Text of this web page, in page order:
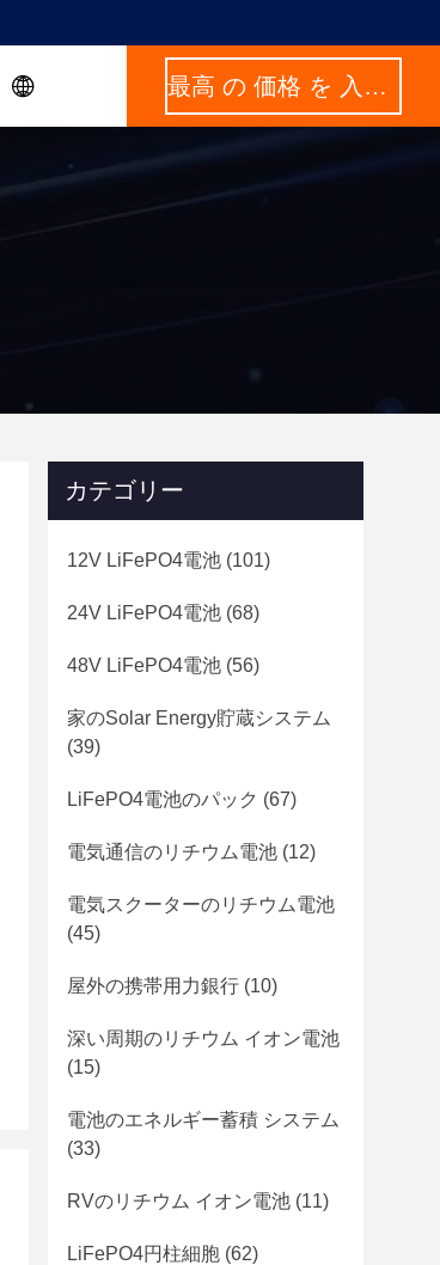
最高 の 価格 を 入手 する
カテゴリー
12V LiFePO4電池 (101)
24V LiFePO4電池 (68)
48V LiFePO4電池 (56)
家のSolar Energy貯蔵システム
(39)
LiFePO4電池のパック (67)
電気通信のリチウム電池 (12)
電気スクーターのリチウム電池
(45)
屋外の携帯用力銀行 (10)
深い周期のリチウム イオン電池
(15)
電池のエネルギー蓄積 システム
(33)
RVのリチウム イオン電池 (11)
LiFePO4円柱細胞 (62)